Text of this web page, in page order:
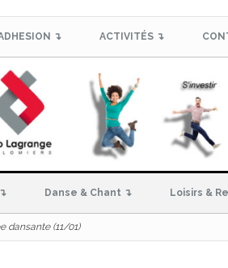
↴ ACTIVITÉS ↴
Danse & Chant ↴ Loisirs &
dansante (11/01)